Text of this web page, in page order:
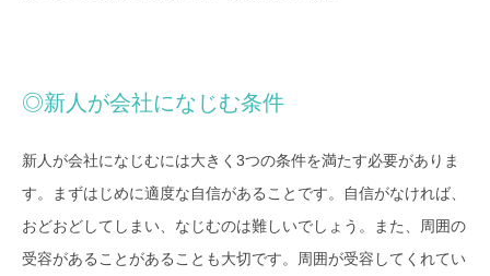
◎新人が会社になじむ条件
新人が会社になじむには大きく3つの条件を満たす必要がありま
す。まずはじめに適度な自信があることです。自信がなければ、
おどおどしてしまい、なじむのは難しいでしょう。また、周囲の
受容があることがあることも大切です。周囲が受容してくれてい